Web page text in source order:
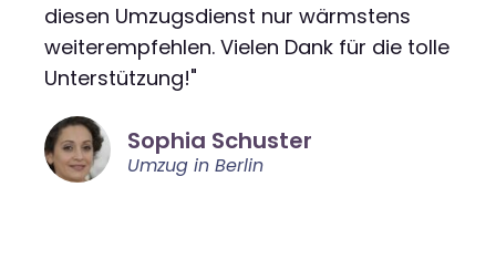
diesen Umzugsdienst nur wärmstens
weiterempfehlen. Vielen Dank für die tolle
Unterstützung!"
Sophia Schuster
Umzug in Berlin